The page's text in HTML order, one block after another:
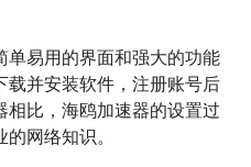
易用的界面和强大的功能
并安装软件，注册账号后
比，海鸥加速器的设置过
网络知识。